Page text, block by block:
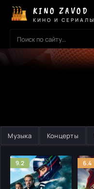
KINO ZAVOD
КИНО И СЕРИАЛЫ
Музыка Концерты
9.2 6.4